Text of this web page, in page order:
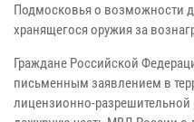
Подмосковья о возможности
хранящегося оружия за
Граждане Российской
письменным заявлением в
лицензионно-разрешительной